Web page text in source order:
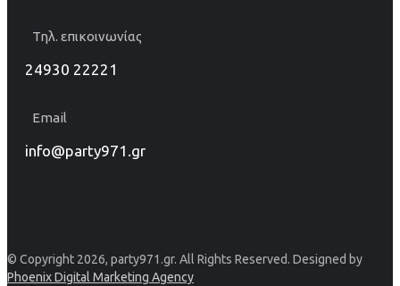
Τηλ. επικοινωνίας
24930 22221
Email
info@party971.gr
© Copyright 2026, party971.gr. All Rights Reserved. Designed by
Phoenix Digital Marketing Agency